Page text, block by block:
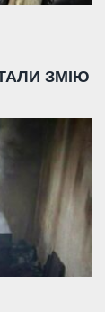
ЗМІЮ